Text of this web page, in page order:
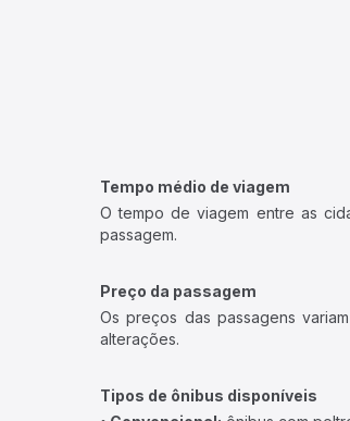
Tempo médio de viagem
O tempo de viagem entre as
passagem.
Preço da passagem
Os preços das passagens
alterações.
Tipos de ônibus disponíveis